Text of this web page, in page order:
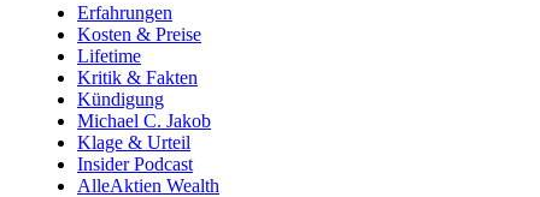
Erfahrungen
Kosten & Preise
Lifetime
Kritik & Fakten
Kündigung
Michael C. Jakob
Klage & Urteil
Insider Podcast
AlleAktien Wealth